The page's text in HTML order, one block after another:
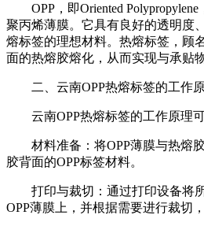
OPP，即Oriented
聚丙烯薄膜。它具有良好的透明度
熔标签的理想材料。热熔标签，顾
面的热熔胶熔化，从而实现与承贴
二、云南OPP热熔标签的工作
云南OPP热熔标签的工作原理
材料准备：将OPP薄膜与热熔
胶背面的OPP标签材料。
打印与裁切：通过打印设备将
OPP薄膜上，并根据需要进行裁切